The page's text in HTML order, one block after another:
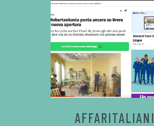
AFFARITALIANI